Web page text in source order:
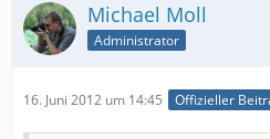
Michael Moll
Administrator
16. Juni 2012 um 14:45 Offizieller